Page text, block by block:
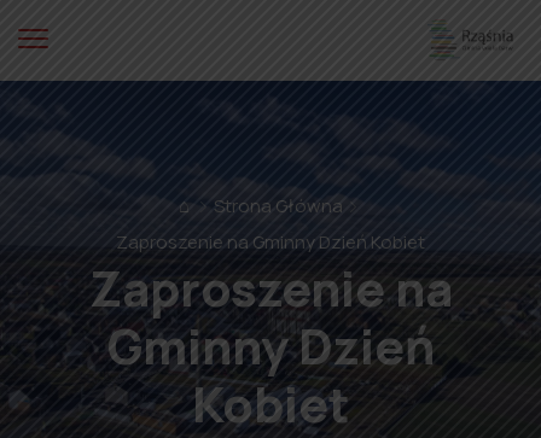
⌂
Strona Główna
Zaproszenie na Gminny Dzień Kobiet
Zaproszenie na
Gminny Dzień
Kobiet